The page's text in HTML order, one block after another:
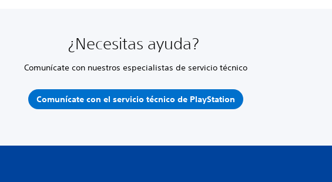
¿Necesitas ayuda?
Comunícate con nuestros especialistas de servicio técnico
Comunícate con el servicio técnico de PlayStation